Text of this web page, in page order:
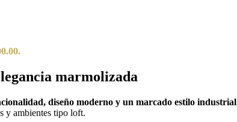
marmolizada
diseño moderno y un marcado estilo industrial
y ambientes tipo loft.